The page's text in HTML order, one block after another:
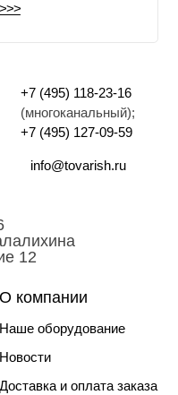
>>>
+7 (495) 118-23-16
(многоканальный);
+7 (495) 127-09-59
info@tovarish.ru
12
О компании
Наше оборудование
Новости
Доставка и оплата заказа